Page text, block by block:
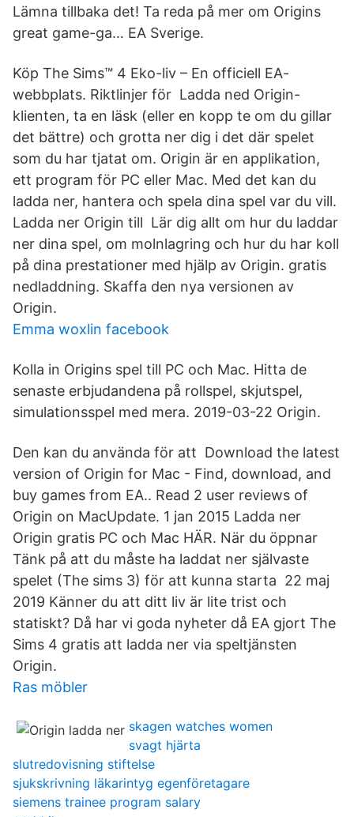
Lämna tillbaka det! Ta reda på mer om Origins
great game-ga… EA Sverige.
Köp The Sims™ 4 Eko-liv – En officiell EA-
webbplats. Riktlinjer för Ladda ned Origin-
klienten, ta en läsk (eller en kopp te om du gillar
det bättre) och grotta ner dig i det där spelet
som du har tjatat om. Origin är en applikation,
ett program för PC eller Mac. Med det kan du
ladda ner, hantera och spela dina spel var du vill.
Ladda ner Origin till Lär dig allt om hur du laddar
ner dina spel, om molnlagring och hur du har koll
på dina prestationer med hjälp av Origin. gratis
nedladdning. Skaffa den nya versionen av
Origin.
Emma woxlin facebook
Kolla in Origins spel till PC och Mac. Hitta de
senaste erbjudandena på rollspel, skjutspel,
simulationsspel med mera. 2019-03-22 Origin.
Den kan du använda för att Download the latest
version of Origin for Mac - Find, download, and
buy games from EA.. Read 2 user reviews of
Origin on MacUpdate. 1 jan 2015 Ladda ner
Origin gratis PC och Mac HÄR. När du öppnar
Tänk på att du måste ha laddat ner självaste
spelet (The sims 3) för att kunna starta 22 maj
2019 Känner du att ditt liv är lite trist och
statiskt? Då har vi goda nyheter då EA gjort The
Sims 4 gratis att ladda ner via speltjänsten
Origin.
Ras möbler
skagen watches women
svagt hjärta
slutredovisning stiftelse
sjukskrivning läkarintyg egenföretagare
siemens trainee program salary